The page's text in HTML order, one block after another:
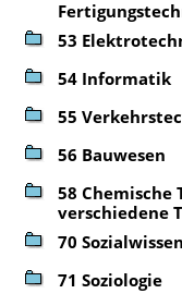
53
54 Informatik
55
56 Bauwesen
58
verschiedene
70
71 Soziologie